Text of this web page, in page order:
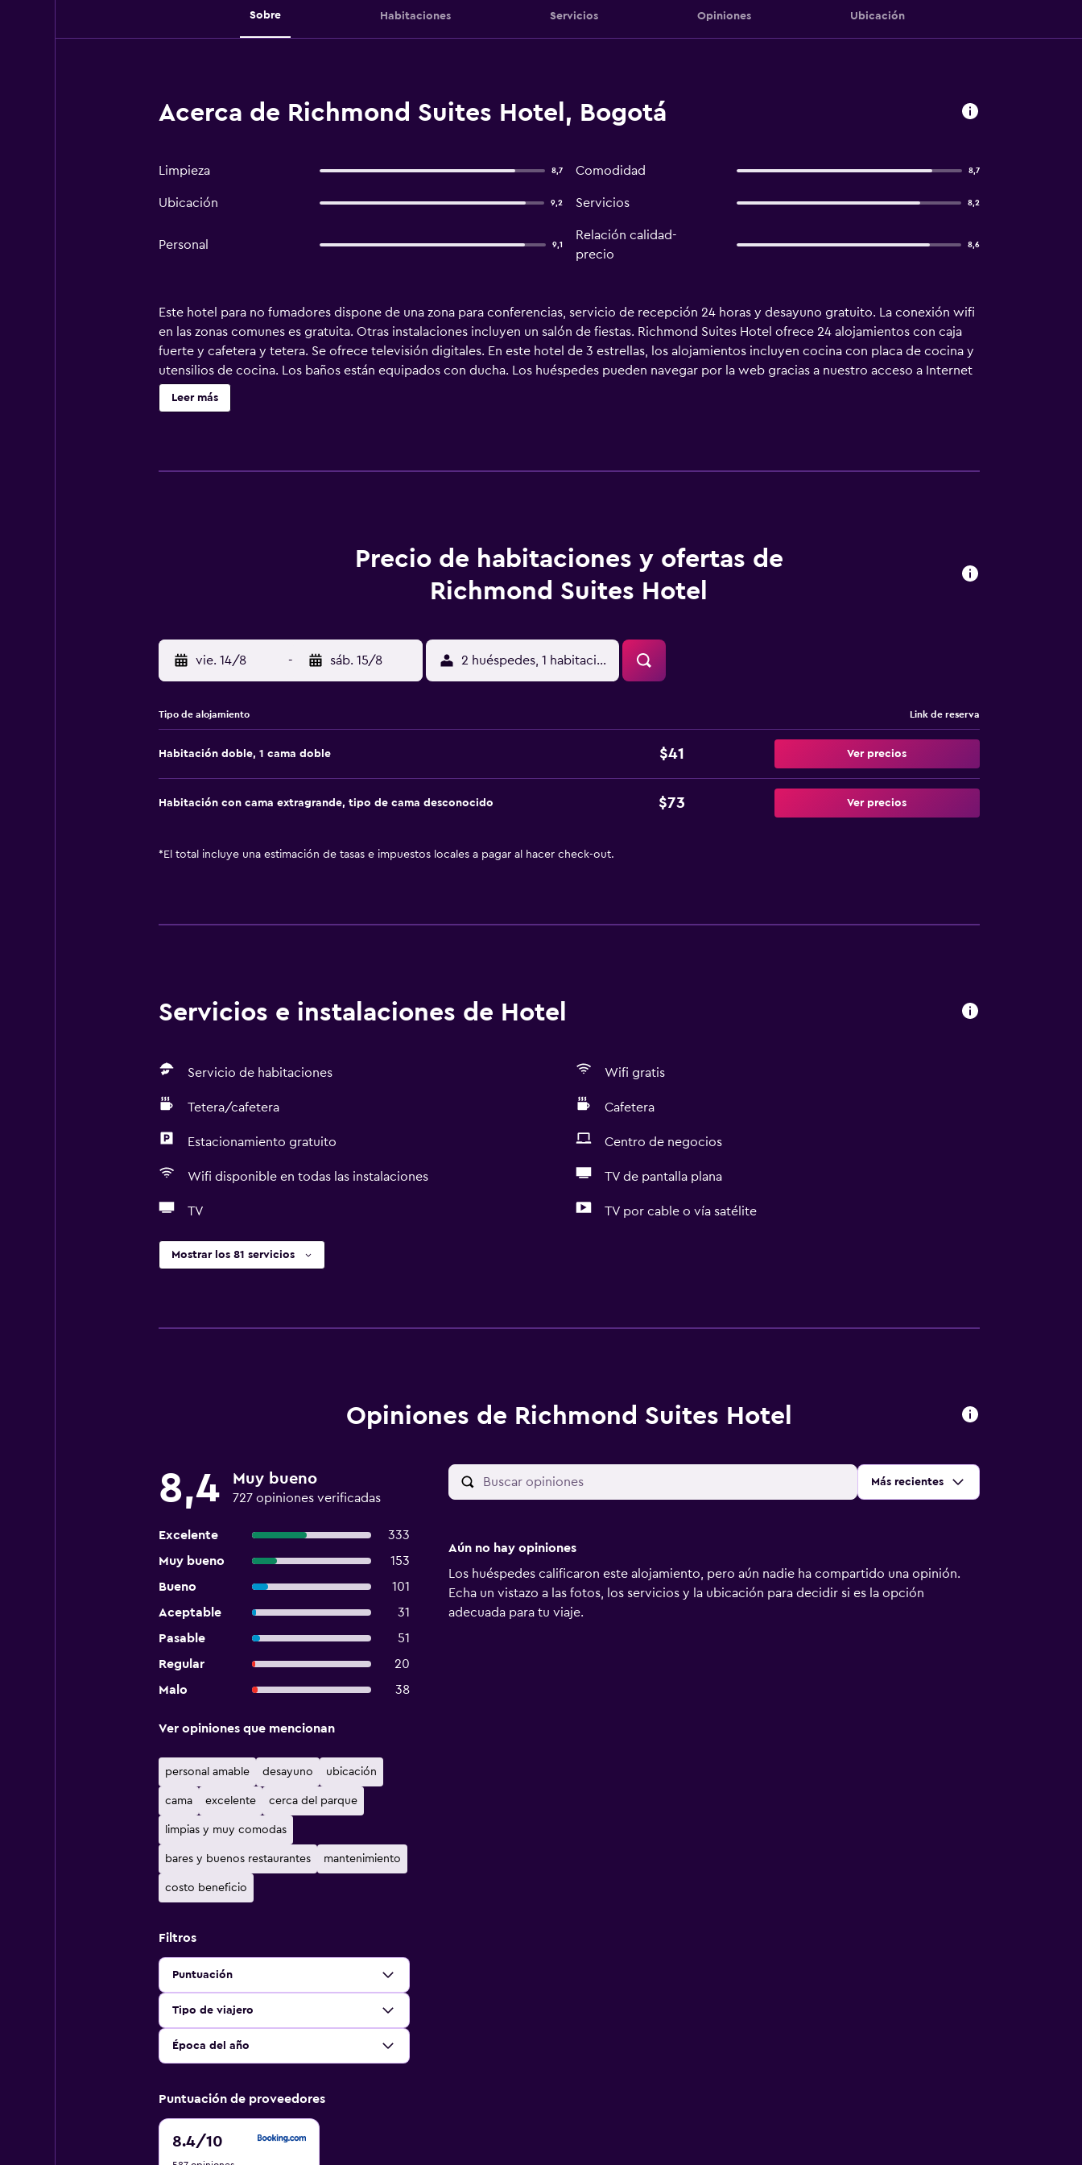
Sobre Habitaciones Servicios Opiniones Ubicación
Acerca de Richmond Suites Hotel, Bogotá
Limpieza 8,7 Comodidad 8,7
Ubicación 9,2 Servicios 8,2
Personal 9,1
Relación calidad-
precio
8,6
Este hotel para no fumadores dispone de una zona para conferencias, servicio de recepción 24 horas y desayuno gratuito. La conexión wifi
en las zonas comunes es gratuita. Otras instalaciones incluyen un salón de fiestas. Richmond Suites Hotel ofrece 24 alojamientos con caja
fuerte y cafetera y tetera. Se ofrece televisión digitales. En este hotel de 3 estrellas, los alojamientos incluyen cocina con placa de cocina y
utensilios de cocina. Los baños están equipados con ducha. Los huéspedes pueden navegar por la web gracias a nuestro acceso a Internet
wifi gratis (velocidad: 50 Mbps o más). Los servicios para personas de negocios incluyen escritorio y sillas de oficina. Se ofrece servicio de
limpieza todos los días y es posible solicitar tabla de planchar con plancha.
Leer más
Precio de habitaciones y ofertas de
Richmond Suites Hotel
vie. 14/8 - sáb. 15/8 2 huéspedes, 1 habitación
Tipo de alojamiento Link de reserva
Habitación doble, 1 cama doble $41 Ver precios
Habitación con cama extragrande, tipo de cama desconocido $73 Ver precios
* El total incluye una estimación de tasas e impuestos locales a pagar al hacer check-out.
Servicios e instalaciones de Hotel
Servicio de habitaciones Wifi gratis
Tetera/cafetera Cafetera
Estacionamiento gratuito Centro de negocios
Wifi disponible en todas las instalaciones TV de pantalla plana
TV TV por cable o vía satélite
Mostrar los 81 servicios
Opiniones de Richmond Suites Hotel
8,4 Muy bueno
727 opiniones verificadas
Excelente
333
Muy bueno
153
Bueno
101
Aceptable
31
Pasable
51
Regular
20
Malo
38
Ordenar por:
Más recientes
Ver opiniones que mencionan
personal amable desayuno ubicación
cama excelente cerca del parque
limpias y muy comodas
bares y buenos restaurantes mantenimiento
costo beneficio
Filtros
Puntuación
Tipo de viajero
Época del año
Puntuación de proveedores
8.4/10
8.4
Aún no hay opiniones
Los huéspedes calificaron este alojamiento, pero aún nadie ha compartido una opinión.
Echa un vistazo a las fotos, los servicios y la ubicación para decidir si es la opción
adecuada para tu viaje.